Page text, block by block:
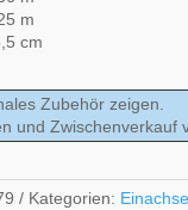
m
cm
Zubehör zeigen.
und Zwischenverkauf
Kategorien: